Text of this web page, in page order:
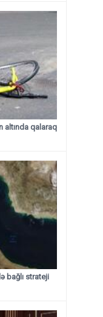
altında qalaraq
bağlı strateji